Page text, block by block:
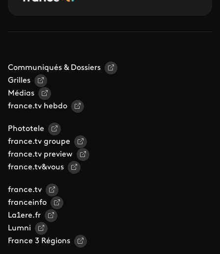
Communiqués & Dossiers
Grilles
Médias
france.tv hebdo
Phototele
france.tv groupe
france.tv preview
france.tv&vous
france.tv
franceinfo
La1ere.fr
Lumni
France 3 Régions